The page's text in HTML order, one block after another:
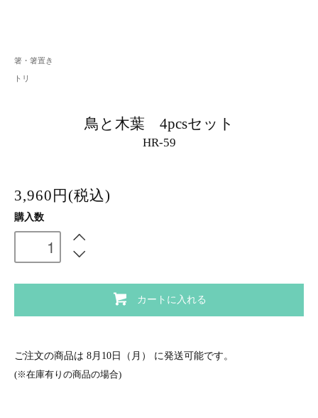
箸・箸置き
トリ
鳥と木葉 4pcsセット
HR-59
3,960円(税込)
購入数
カートに入れる
ご注文の商品は 8月10日（月） に発送可能です。
(※在庫有りの商品の場合)